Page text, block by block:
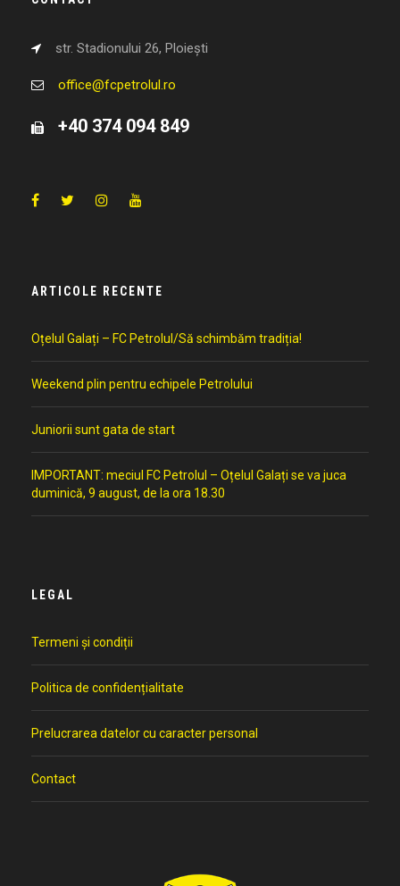
str. Stadionului 26, Ploiești
office@fcpetrolul.ro
+40 374 094 849
ARTICOLE RECENTE
Oțelul Galați – FC Petrolul/Să schimbăm tradiția!
Weekend plin pentru echipele Petrolului
Juniorii sunt gata de start
IMPORTANT: meciul FC Petrolul – Oțelul Galați se va juca
duminică, 9 august, de la ora 18.30
LEGAL
Termeni și condiții
Politica de confidențialitate
Prelucrarea datelor cu caracter personal
Contact